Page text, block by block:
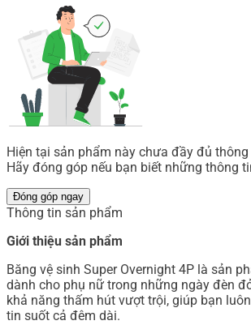
Hiện tại sản phẩm này chưa đầy đủ thông
Hãy đóng góp nếu bạn biết những thông
Đóng góp ngay
Thông tin sản phẩm
Giới thiệu sản phẩm
Băng vệ sinh Super Overnight 4P là sản
dành cho phụ nữ trong những ngày đèn
khả năng thấm hút vượt trội, giúp bạn
tin suốt cả đêm dài.